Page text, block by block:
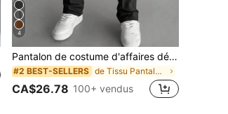
4
Pantalon de costume d'affaires décontracté pour hommes
#2 BEST-SELLERS de Tissu Pantalon de costume pour homme
CA$26.78 100+ vendus